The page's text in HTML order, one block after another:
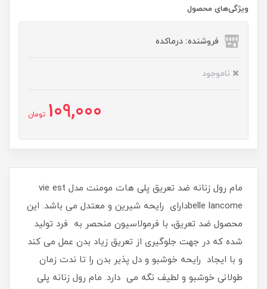
ویژگی‌های محصول
فروشنده: درماکده
ناموجود
109,000 تومان
مام رول زنانه ضد تعریق پلی هات مومنت مدل vie est
belle lancomeدارای رایحه شیرین و معتدل می باشد. این
محصول ضد تعریق، با فرمولاسیون منحصر به فرد تولید
شده که در جهت جلوگیری از تعریق زیاد بدن عمل می کند
و با ایجاد رایحه خوشبو و دل پذیر بدن را تا ندت زمان
طولانی خوشبو و لطیف نگه می دارد. مام رول زنانه پلی